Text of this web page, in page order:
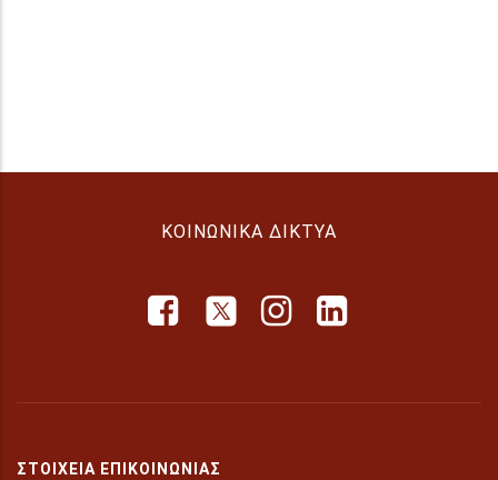
ΚΟΙΝΩΝΙΚΆ ΔΊΚΤΥΑ
ΣΤΟΙΧΕΊΑ ΕΠΙΚΟΙΝΩΝΊΑΣ